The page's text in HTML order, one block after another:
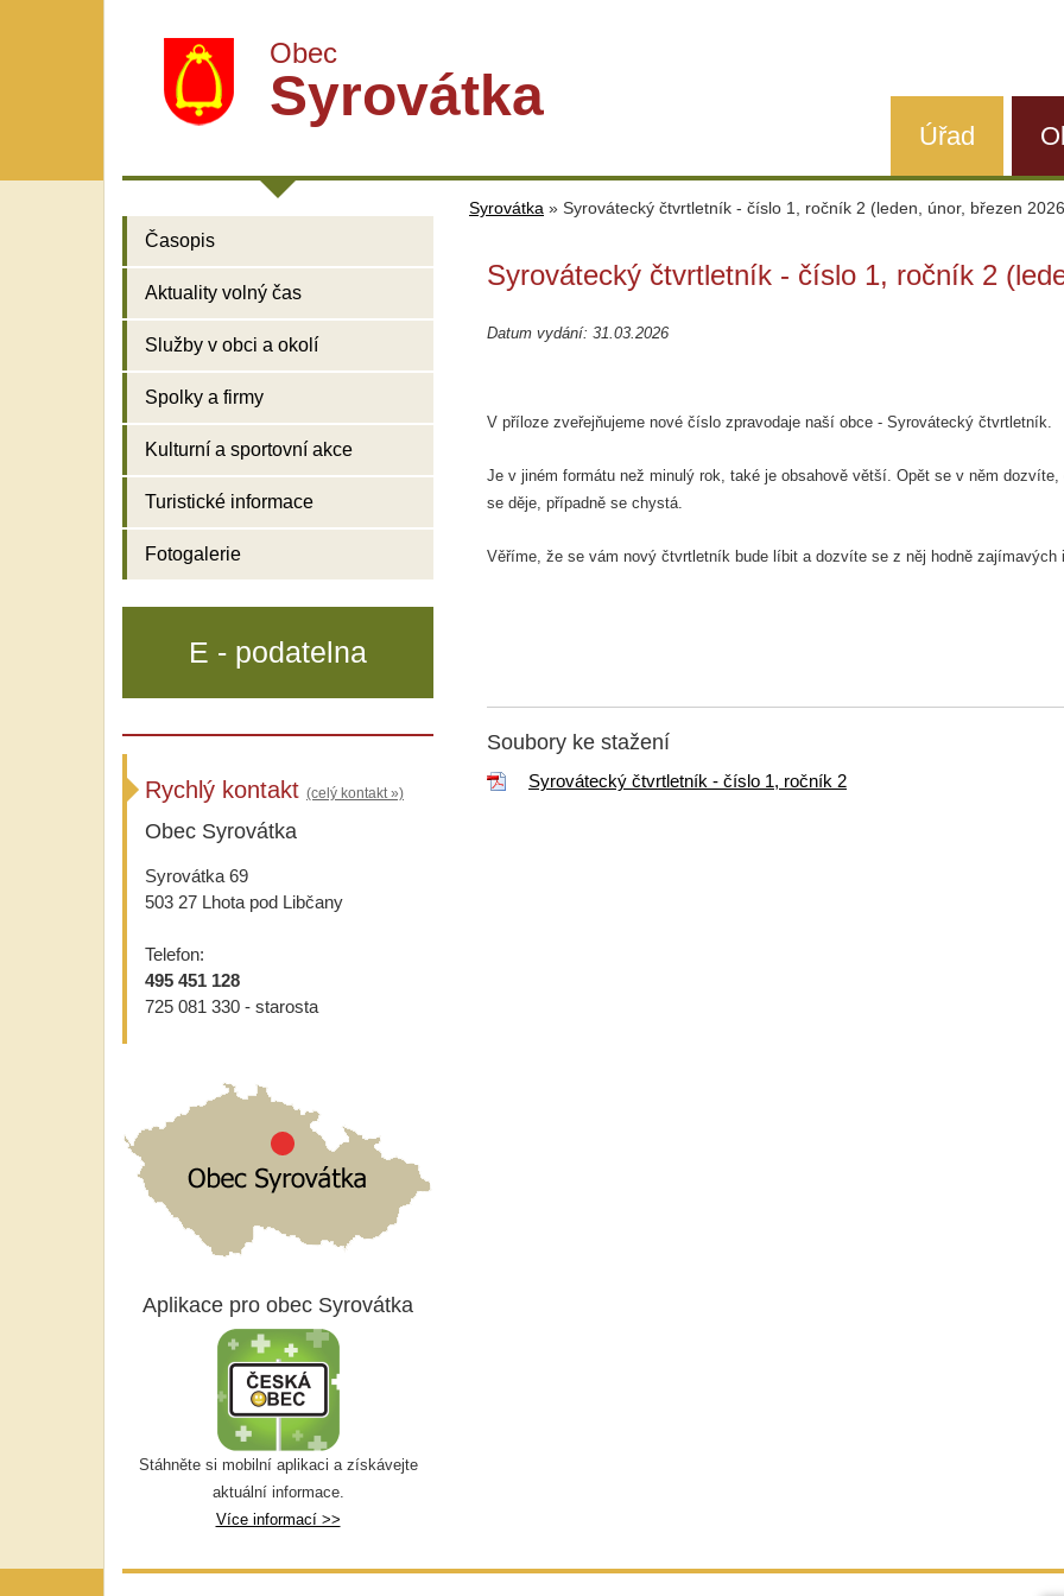
Obec
Syrovátka
Úřad
Časopis
Aktuality volný čas
Služby v obci a okolí
Spolky a firmy
Kulturní a sportovní akce
Turistické informace
Fotogalerie
Syrovátka » Syrovátecký čtvrtletník - číslo 1, ročník 2 (leden, únor, březen
Syrovátecký čtvrtletník - číslo 1, ročník 2
Datum vydání: 31.03.2026
V příloze zveřejňujeme nové číslo zpravodaje naší obce - Syrovátecký čtvrtletník.
Je v jiném formátu než minulý rok, také je obsahově větší. Opět se v něm
se děje, případně se chystá.
Věříme, že se vám nový čtvrtletník bude líbit a dozvíte se z něj hodně zajímavých
Soubory ke stažení
Syrovátecký čtvrtletník - číslo 1, ročník 2
E - podatelna
Rychlý kontakt (celý kontakt »)
Obec Syrovátka
Syrovátka 69
503 27 Lhota pod Libčany
Telefon:
495 451 128
725 081 330 - starosta
Aplikace pro obec Syrovátka
Stáhněte si mobilní aplikaci a získávejte
aktuální informace.
Více informací >>